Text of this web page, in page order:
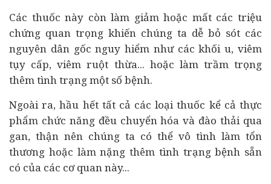
Các thuốc này còn làm giảm hoặc mất các triệu
chứng quan trọng khiến chúng ta dễ bỏ sót các
nguyên dân gốc nguy hiểm như các khối u, viêm
tụy cấp, viêm ruột thừa... hoặc làm trầm trọng
thêm tình trạng một số bệnh.
Ngoài ra, hầu hết tất cả các loại thuốc kể cả thực
phẩm chức năng đều chuyển hóa và đào thải qua
gan, thận nên chúng ta có thể vô tình làm tổn
thương hoặc làm nặng thêm tình trạng bệnh sẵn
có của các cơ quan này...